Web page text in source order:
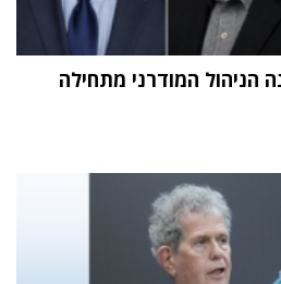
הניהול המודרני מתחילה